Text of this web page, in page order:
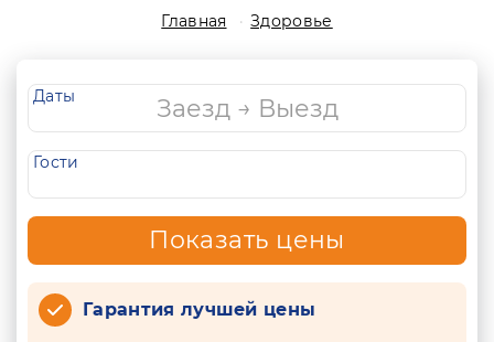
Главная Здоровье
Даты
Гости
Показать цены
Гарантия лучшей цены